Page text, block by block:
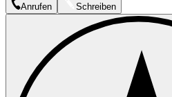
Anrufen Schreiben